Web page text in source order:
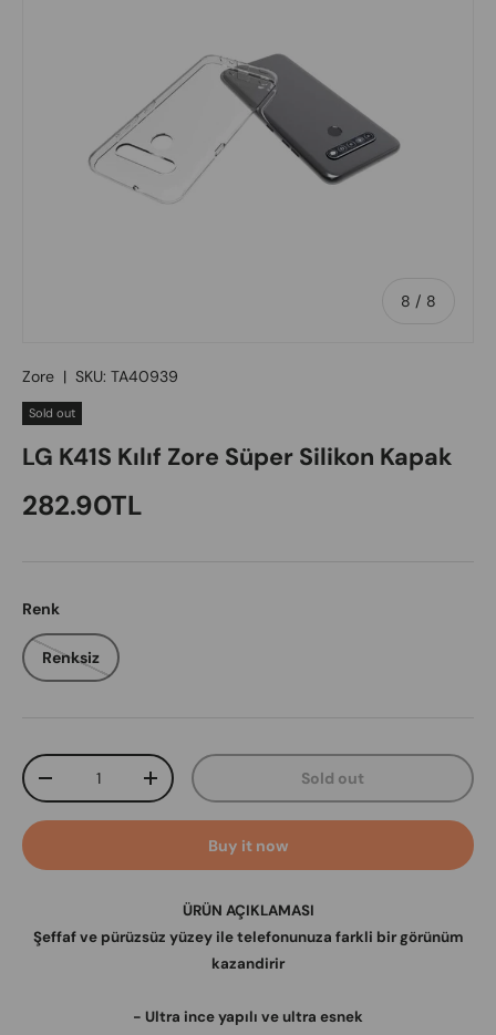
8 / of
8
Zore | SKU: TA40939
Sold out
LG K41S Kılıf Zore Süper Silikon Kapak
Regular price
282.90TL
Renk
Renksiz
Qty
Decrease quantityIncrease quantity Sold out
Buy it now
​​​​​​​​ÜRÜN AÇIKLAMASI
Şeffaf ve pürüzsüz yüzey ile telefonunuza farkli bir görünüm
kazandirir
- Ultra ince yapılı ve ultra esnek